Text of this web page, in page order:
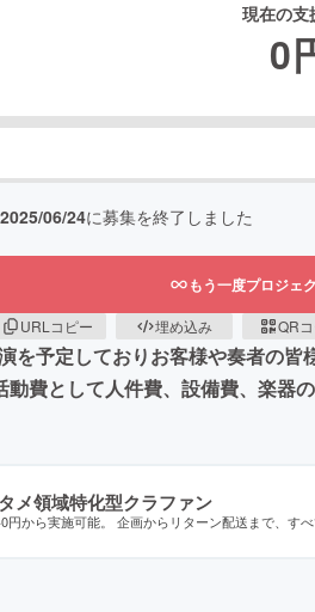
現在の支
0
2025/06/24に募集を終了しました
もう一度プロジェ
URLコピー 埋め込み QR
を予定しておりお客様や奏者の
費として人件費、設備費、楽器
メ領域特化型クラファン
円から実施可能。 企画からリターン配送まで、す